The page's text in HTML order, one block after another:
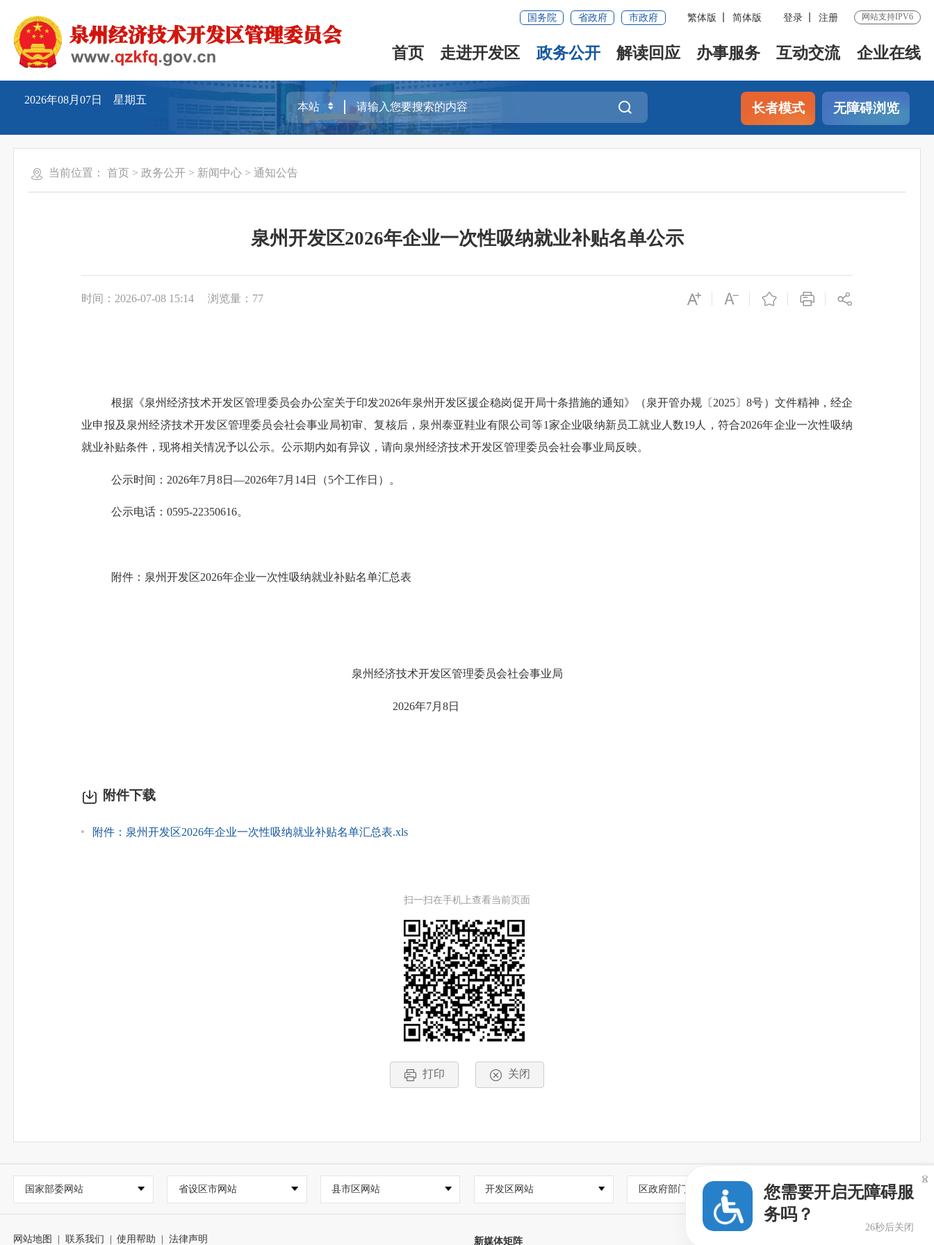
国务院 省政府 市政府 繁体版 简体版 登录 注册 网站支持IPV6
首页 走进开发区 政务公开 解读回应 办事服务 互动交流 企业在线
2026年08月07日 星期五
长者模式 无障碍浏览
当前位置： 首页 >政务公开 > 新闻中心 >通知公告
泉州开发区2026年企业一次性吸纳就业补贴名单公示
时间：2026-07-08 15:14 浏览量： 77
根据《泉州经济技术开发区管理委员会办公室关于印发2026年泉州开发区援企稳岗促开局十条措施的通知》（泉开管办规 〔 2025〕8号）文件精神，经企
业申报及泉州经济技术开发区管理委员会社会事业局初审、复核后，泉州泰亚鞋业有限公司等1家企业吸纳新员工就业人数19人，符合2026年企业一次性吸纳
就业补贴条件，现将相关情况予以公示。公示期内如有异议，请向泉州经济技术开发区管理委员会社会事业局反映。
公示时间： 2026年7月 8日 —2026年7月 14日（5个工作日）。
公示电话： 0595-22350616。
附件： 泉州开发区2026年企业一次性吸纳就业补贴名单汇总表
泉州经济技术开发区管理委员会社会事业局
2026年7月8日
附件下载
附件：泉州开发区2026年企业一次性吸纳就业补贴名单汇总表.xls
扫一扫在手机上查看当前页面
打印 关闭
国家部委网站 省设区市网站 县市区网站 开发区网站 区政府部门 新闻媒体网站
网站地图 联系我们 使用帮助 法律声明 新媒体矩阵
您需要开启无障碍服
务吗？
26秒后关闭
